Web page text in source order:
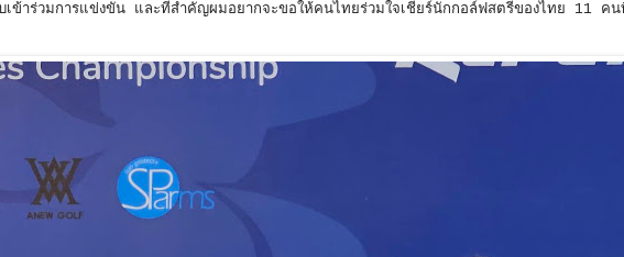
ข้าร่วมการแข่งขัน และที่สำคัญผมอยากจะขอให้คนไทยร่วมใจเชียร์นักกอล์ฟสตรีของไทย 11 คน